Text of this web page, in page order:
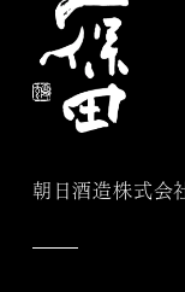
朝日酒造株式会